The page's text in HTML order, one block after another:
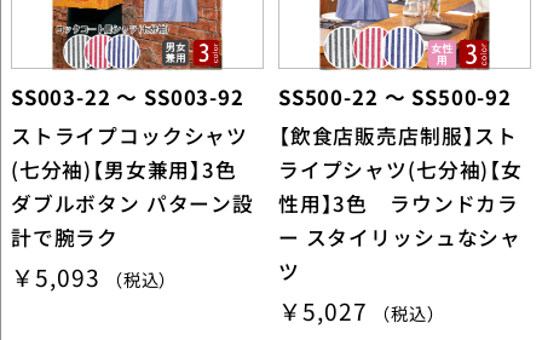
SS003-22 ～ SS003-92
ストライプコックシャツ
(七分袖)【男女兼用】3色
ダブルボタン パターン設
計で腕ラク
￥5,093 （税込）
SS500-22 ～ SS500-92
【飲食店販売店制服】スト
ライプシャツ(七分袖)【女
性用】3色 ラウンドカラ
ー スタイリッシュなシャ
ツ
￥5,027 （税込）